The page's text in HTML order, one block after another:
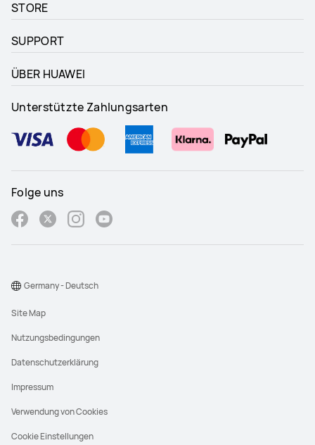
STORE
SUPPORT
ÜBER HUAWEI
Unterstützte Zahlungsarten
Folge uns
Site Map
Nutzungsbedingungen
Datenschutzerklärung
Impressum
Verwendung von Cookies
Cookie Einstellungen
Germany - Deutsch